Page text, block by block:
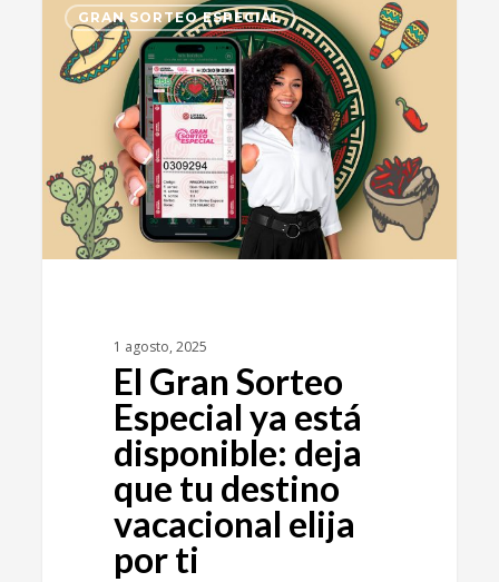
GRAN SORTEO ESPECIAL
1 agosto, 2025
El Gran Sorteo
Especial ya está
disponible: deja
que tu destino
vacacional elija
por ti
2